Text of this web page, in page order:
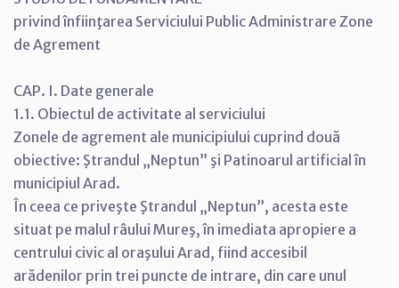
privind înfiinţarea Serviciului Public Administrare Zone
de Agrement
CAP. I. Date generale
1.1. Obiectul de activitate al serviciului
Zonele de agrement ale municipiului cuprind două
obiective: Ştrandul „Neptun” şi Patinoarul artificial în
municipiul Arad.
În ceea ce priveşte Ştrandul „Neptun”, acesta este
situat pe malul râului Mureş, în imediata apropiere a
centrului civic al oraşului Arad, fiind accesibil
arădenilor prin trei puncte de intrare, din care unul